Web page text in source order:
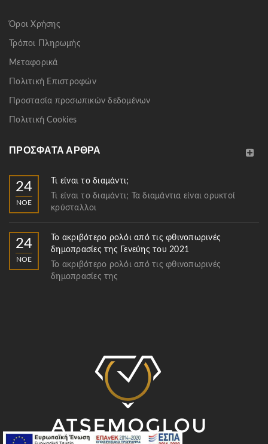
Όροι Χρήσης
Τρόποι Πληρωμής
Μεταφορικά
Πολιτική Επιστροφών
Προστασία προσωπικών δεδομένων
Πολιτική Cookies
ΠΡΌΣΦΑΤΑ ΆΡΘΡΑ
24
ΝΟΈ
Τι είναι το διαμάντι;
Τι είναι το διαμάντι; Τα διαμάντια είναι ορυκτοί
κρύσταλλοι
24
ΝΟΈ
Το ακριβότερο ρολόι από τις φθινοπωρινές
δημοπρασίες της Γενεύης του 2021
Το ακριβότερο ρολόι από τις φθινοπωρινές
δημοπρασίες της